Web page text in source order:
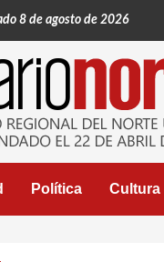
8 de agosto de 2026
Política Cultura